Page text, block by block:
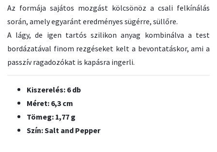
Az formája sajátos mozgást kölcsönöz a csali felkínálás
során, amely egyaránt eredményes sügérre, süllőre.
A lágy, de igen tartós szilikon anyag kombinálva a test
bordázatával finom rezgéseket kelt a bevontatáskor, ami a
passzív ragadozókat is kapásra ingerli.
Kiszerelés: 6 db
Méret: 6,3 cm
Tömeg: 1,77 g
Szín: Salt and Pepper